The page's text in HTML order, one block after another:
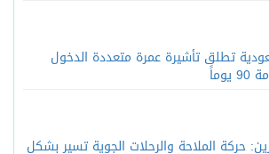
تطلق تأشيرة عمرة متعددة الدخول
حركة الملاحة والرحلات الجوية تسير بشكل